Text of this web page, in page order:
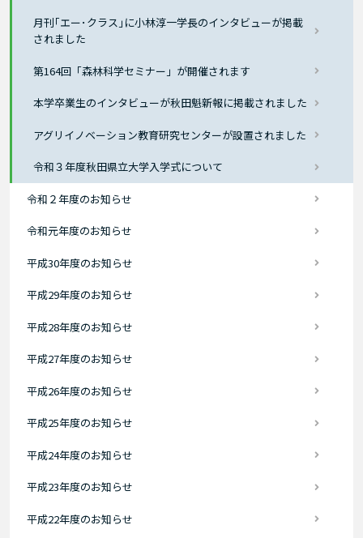
月刊｢エー･クラス｣に小林淳一学長のインタビューが掲載
されました
第164回「森林科学セミナー」が開催されます
本学卒業生のインタビューが秋田魁新報に掲載されました
アグリイノベーション教育研究センターが設置されました
令和３年度秋田県立大学入学式について
令和２年度のお知らせ
令和元年度のお知らせ
平成30年度のお知らせ
平成29年度のお知らせ
平成28年度のお知らせ
平成27年度のお知らせ
平成26年度のお知らせ
平成25年度のお知らせ
平成24年度のお知らせ
平成23年度のお知らせ
平成22年度のお知らせ